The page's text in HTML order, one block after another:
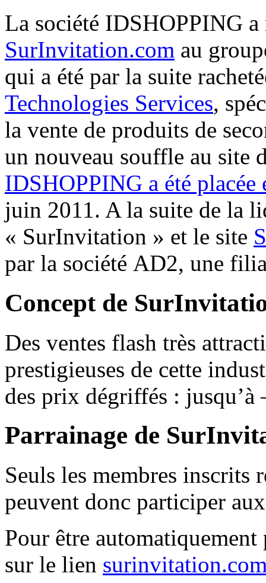
La société IDSHOPPING a
SurInvitation.com au
qui a été par la suite
Technologies Services,
la vente de produits de
un nouveau souffle au site
IDSHOPPING a été
juin 2011. A la suite de la
« SurInvitation » et le site
par la société AD2, une
Concept de
Des ventes flash très
prestigieuses de cette
des prix dégriffés : jusqu’à
Parrainage de
Seuls les membres inscrits
peuvent donc participer
Pour être
sur le lien